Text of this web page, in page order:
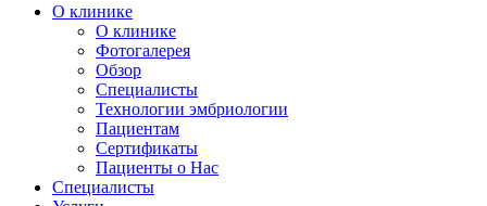
О клинике
О клинике
Фотогалерея
Обзор
Специалисты
Технологии эмбриологии
Пациентам
Сертификаты
Пациенты о Нас
Специалисты